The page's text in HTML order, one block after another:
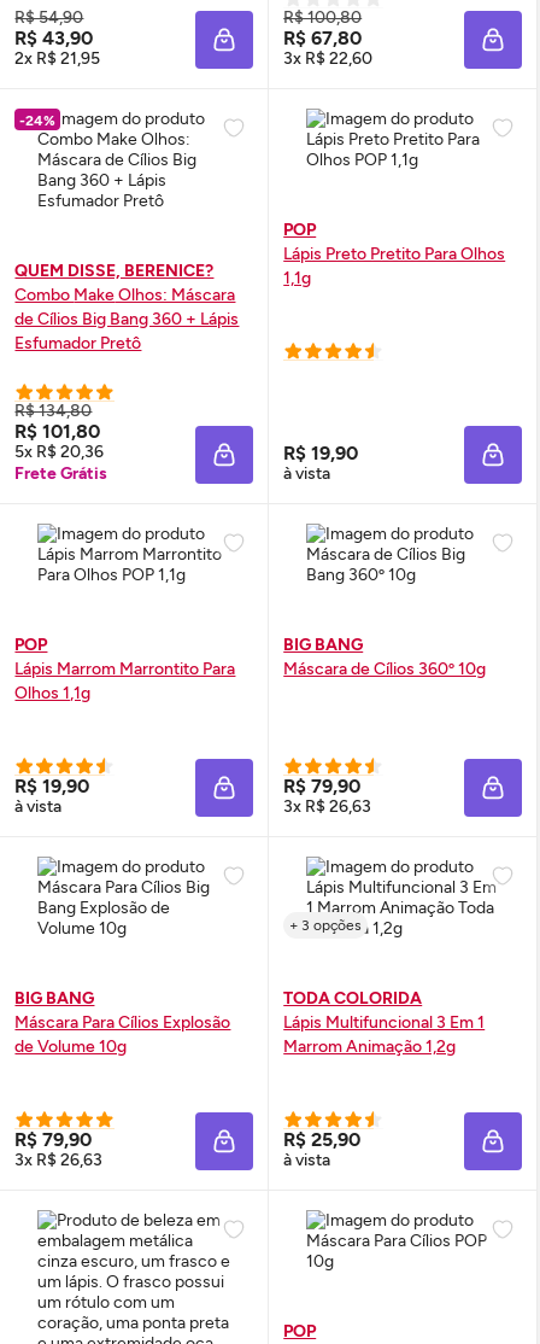
R$ 54,90
R$ 43,90
2x R$ 21,95 ADICIONAR À SACOLA
R$ 100,80
R$ 67,80
3x R$ 22,60
-24%
QUEM DISSE, BERENICE?
Combo MakeOlhos: Máscara
de Cílios Big Bang 360 + Lápis
Esfumador Pretô
R$ 134,80
R$ 101,80
5x R$ 20,36
Frete Grátis
ADICIONAR À SACOLA
POP
Lápis Preto Pretito Para Olhos
1,1g
R$ 19,90
à vista
POP
Lápis Marrom Marrontito Para
Olhos 1,1g
R$ 19,90
à vista ADICIONAR À SACOLA
BIG BANG
Máscara de Cílios 360º 10g
R$ 79,90
3x R$ 26,63
BIG BANG
Máscara Para Cílios Explosão
de Volume 10g
R$ 79,90
3x R$ 26,63 ADICIONAR À SACOLA
+ 3 opções
TODA COLORIDA
Lápis Multifuncional 3 Em 1
Marrom Animação 1,2g
R$ 25,90
à vista
POP